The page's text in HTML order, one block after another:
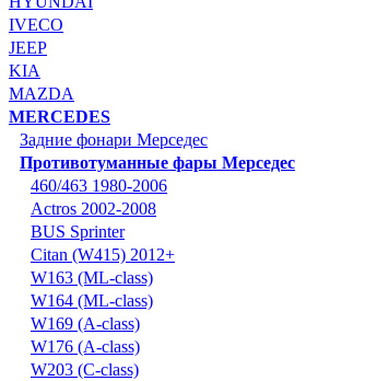
IVECO
JEEP
KIA
MAZDA
MERCEDES
Задние фонари Мерседес
Противотуманные фары Мерседес
460/463 1980-2006
Actros 2002-2008
BUS Sprinter
Citan (W415) 2012+
W163 (ML-class)
W164 (ML-class)
W169 (A-class)
W176 (A-class)
W203 (C-class)